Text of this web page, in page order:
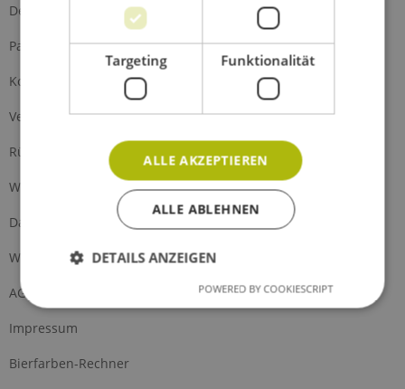
Defektes Produkt
Partnerprogramm
Kontakt
Versand und Zahlung
Rückgabe
Widerrufsrecht
Datenschutz
Widerrufsformular
AGB
Impressum
Bierfarben-Rechner
Targeting Funktionalität
ALLE AKZEPTIEREN
ALLE ABLEHNEN
DETAILS ANZEIGEN
POWERED BY COOKIESCRIPT